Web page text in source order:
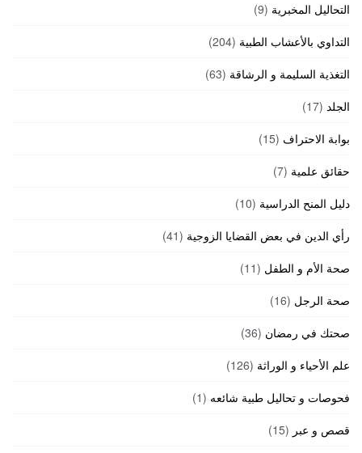
التحاليل المخبرية (9)
التداوي بالأعشاب الطبية (204)
التغذية السليمة و الرشاقة (63)
الجلد (17)
بوابة الاحتراف (15)
حقائق علمية (7)
دليل المنح الدراسية (10)
رأي الدين في بعض القضايا الزوجية (41)
صحة الأم و الطفل (11)
صحة الرجل (16)
صحتك في رمضان (36)
علم الأحياء و الوراثة (126)
فحوصات و تحاليل طبية شائعه (1)
قصص و عبر (15)